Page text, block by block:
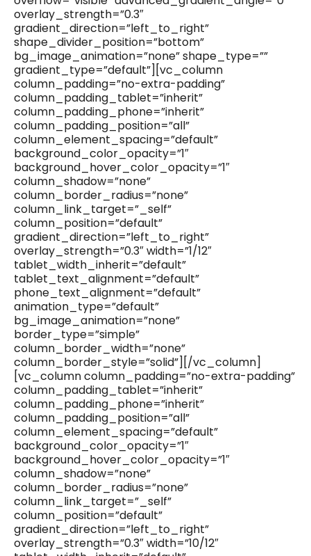
overlay_strength=”0.3″
gradient_direction=”left_to_right”
shape_divider_position=”bottom”
bg_image_animation=”none” shape_type=””
gradient_type=”default”][vc_column
column_padding=”no-extra-padding”
column_padding_tablet=”inherit”
column_padding_phone=”inherit”
column_padding_position=”all”
column_element_spacing=”default”
background_color_opacity=”1″
background_hover_color_opacity=”1″
column_shadow=”none”
column_border_radius=”none”
column_link_target=”_self”
column_position=”default”
gradient_direction=”left_to_right”
overlay_strength=”0.3″ width=”1/12″
tablet_width_inherit=”default”
tablet_text_alignment=”default”
phone_text_alignment=”default”
animation_type=”default”
bg_image_animation=”none”
border_type=”simple”
column_border_width=”none”
column_border_style=”solid”][/vc_column]
[vc_column column_padding=”no-extra-padding”
column_padding_tablet=”inherit”
column_padding_phone=”inherit”
column_padding_position=”all”
column_element_spacing=”default”
background_color_opacity=”1″
background_hover_color_opacity=”1″
column_shadow=”none”
column_border_radius=”none”
column_link_target=”_self”
column_position=”default”
gradient_direction=”left_to_right”
overlay_strength=”0.3″ width=”10/12″